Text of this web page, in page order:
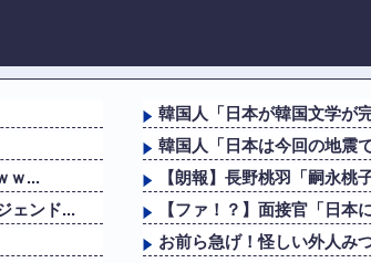
ｗ...
ェンド...
韓国人「日本が韓国文学が
韓国人「日本は今回の地震
【朗報】長野桃羽「嗣永桃
【ファ！？】面接官「日
お前ら急げ！怪しい外人み